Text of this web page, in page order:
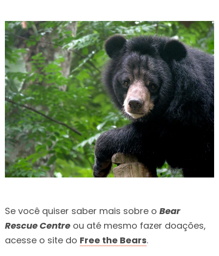
Se você quiser saber mais sobre o Bear
Rescue Centre ou até mesmo fazer doações,
acesse o site do Free the Bears.